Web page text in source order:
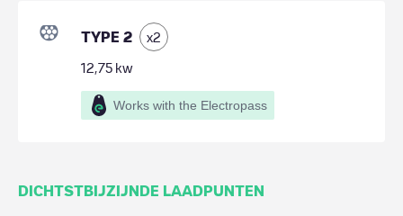
TYPE 2 x2
12,75 kw
Works with the Electropass
DICHTSTBIJZIJNDE LAADPUNTEN